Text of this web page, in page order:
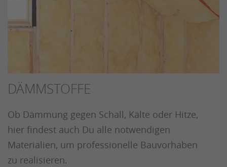
DÄMMSTOFFE
Ob Dämmung gegen Schall, Kälte oder Hitze,
hier findest auch Du alle notwendigen
Materialien, um professionelle Bauvorhaben
zu realisieren.